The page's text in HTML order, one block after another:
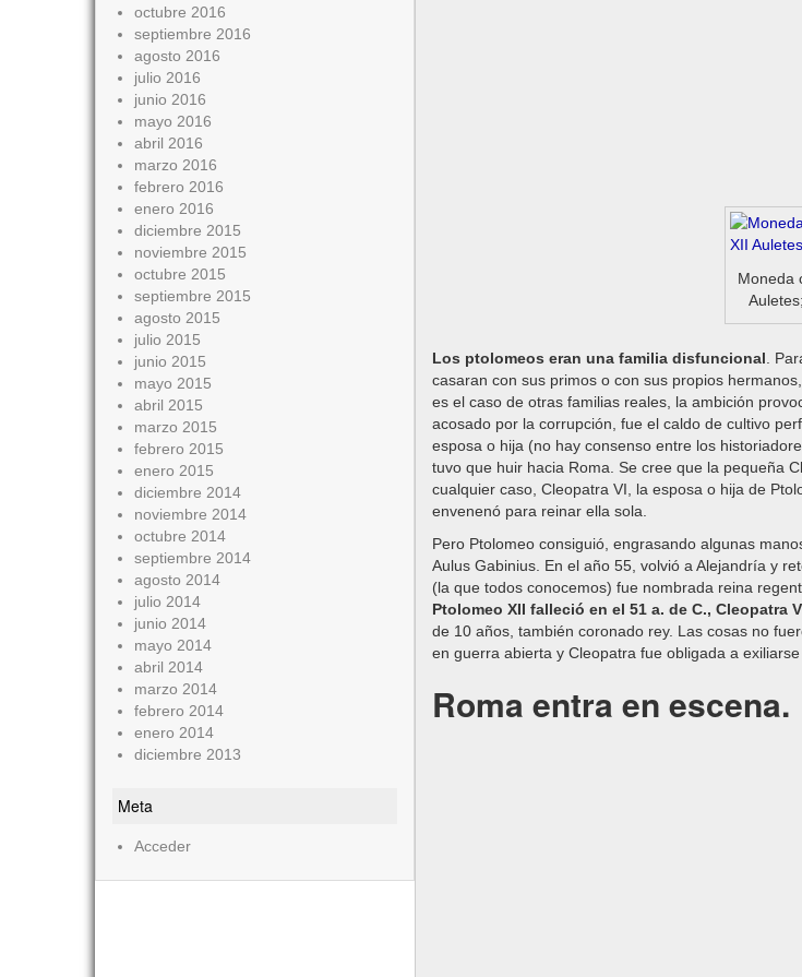
Moneda
Los ptolomeos eran una familia disfuncional.
casaran con sus primos o con sus propios
es el caso de otras familias reales, la ambición
acosado por la corrupción, fue el caldo de cultivo
esposa o hija (no hay consenso entre los
tuvo que huir hacia Roma. Se cree que la pequeña
cualquier caso, Cleopatra VI, la esposa o hija de
envenenó para reinar ella sola.
Pero Ptolomeo consiguió, engrasando algunas
Aulus Gabinius. En el año 55, volvió a Alejandría y
(la que todos conocemos) fue nombrada reina
Ptolomeo XII falleció en el 51 a. de C.,
de 10 años, también coronado rey. Las cosas no
en guerra abierta y Cleopatra fue obligada a
Roma entra en escena.
octubre 2016
septiembre 2016
agosto 2016
julio 2016
junio 2016
mayo 2016
abril 2016
marzo 2016
febrero 2016
enero 2016
diciembre 2015
noviembre 2015
octubre 2015
septiembre 2015
agosto 2015
julio 2015
junio 2015
mayo 2015
abril 2015
marzo 2015
febrero 2015
enero 2015
diciembre 2014
noviembre 2014
octubre 2014
septiembre 2014
agosto 2014
julio 2014
junio 2014
mayo 2014
abril 2014
marzo 2014
febrero 2014
enero 2014
diciembre 2013
Meta
Acceder